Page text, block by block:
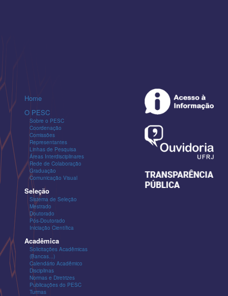
Home
O PESC
Sobre o PESC
Coordenação
Comissões
Representantes
Linhas de Pesquisa
Áreas Interdisciplinares
Rede de Colaboração
Graduação
Comunicação Visual
Seleção
Sistema de Seleção
Mestrado
Doutorado
Pós-Doutorado
Iniciação Científica
Acadêmica
Solicitações Acadêmicas
(Bancas...)
Calendário Acadêmico
Disciplinas
Normas e Diretrizes
Publicações do PESC
Turmas